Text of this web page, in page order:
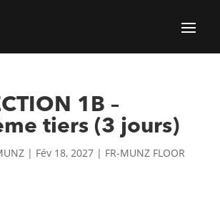
1B –
tiers (3 jours)
| Fév 18, 2027| FR-MUNZ FLOOR